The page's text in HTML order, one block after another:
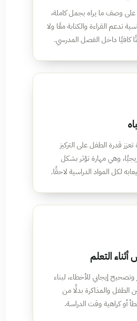
وصف ما يراه بجمل كاملة،
تدعم القراءة والكتابة معًا ولا
كافيًا داخل الفصل المدرسي.
قدرة الطفل على التركيز
وهي مهارة تؤثر بشكل
لكل المواد الدراسية لاحقًا.
أثناء التعلم
إيجابي للأخطاء، لبناء
الطفل والمذاكرة بدلًا من
أو كراهية وقت الدراسة.